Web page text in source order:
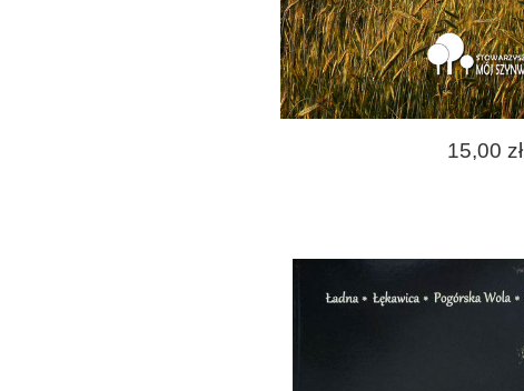
15,00 zł